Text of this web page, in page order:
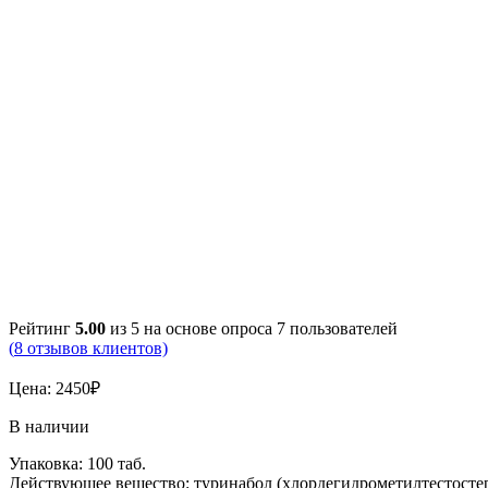
Рейтинг 5.00 из 5 на основе опроса 7 пользователей
(8 отзывов клиентов)
Цена: 2450₽
В наличии
Упаковка: 100 таб.
Действующее вещество: туринабол